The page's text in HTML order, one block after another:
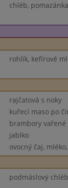
chléb,
rohlík, kefírové
rajčatová s noky
kuřecí maso po
brambory vařené
jablko
ovocný čaj,
podmáslový